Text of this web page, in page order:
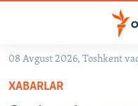
Асосий
навигацияга
08 Avgust 2026, Toshkent
XABARLAR